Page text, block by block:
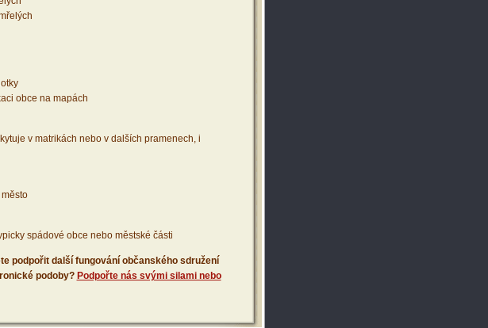
obce na mapách
v matrikách nebo v dalších pramenech, i
spádové obce nebo městské části
podpořit další fungování občanského sdružení
podoby? Podpořte nás svými silami nebo